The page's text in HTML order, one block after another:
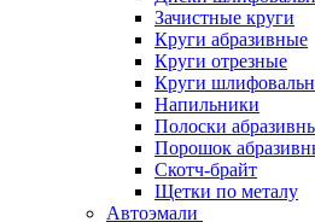
Зачистные круги
Круги абразивные
Круги отрезные
Круги
Напильники
Полоски
Порошок
Скотч-брайт
Щетки по металу
Автоэмали